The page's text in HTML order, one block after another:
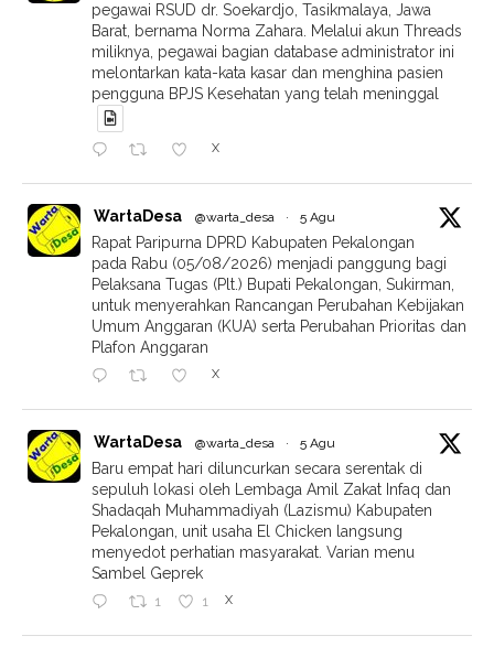
pegawai RSUD dr. Soekardjo, Tasikmalaya, Jawa
Barat, bernama Norma Zahara. Melalui akun Threads
miliknya, pegawai bagian database administrator ini
melontarkan kata-kata kasar dan menghina pasien
pengguna BPJS Kesehatan yang telah meninggal
X
WartaDesa @warta_desa · 5 Agu
Rapat Paripurna DPRD Kabupaten Pekalongan
pada Rabu (05/08/2026) menjadi panggung bagi
Pelaksana Tugas (Plt.) Bupati Pekalongan, Sukirman,
untuk menyerahkan Rancangan Perubahan Kebijakan
Umum Anggaran (KUA) serta Perubahan Prioritas dan
Plafon Anggaran
X
WartaDesa @warta_desa · 5 Agu
Baru empat hari diluncurkan secara serentak di
sepuluh lokasi oleh Lembaga Amil Zakat Infaq dan
Shadaqah Muhammadiyah (Lazismu) Kabupaten
Pekalongan, unit usaha El Chicken langsung
menyedot perhatian masyarakat. Varian menu
Sambel Geprek
1 1 X